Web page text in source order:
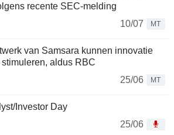
recente SEC-melding
10/07
MT
van Samsara kunnen innovatie
aldus RBC
25/06
MT
Investor Day
25/06